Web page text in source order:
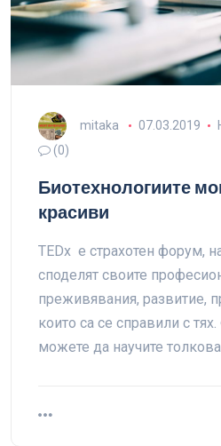
mitaka 07.03.2019
(0)
Биотехнологиите
красиви
TEDx е страхотен форум,
споделят своите
преживявания, развитие,
които са се справили с
можете да научите